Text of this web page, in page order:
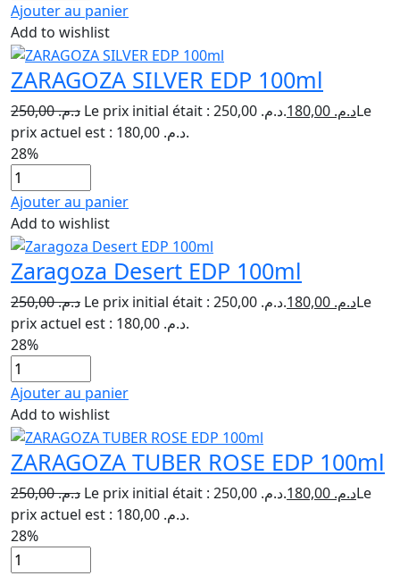
Ajouter au panier
Add to wishlist
ZARAGOZA SILVER EDP 100ml
د.م.250,00 Le prix initial était : د.م. 250,00. د.م.Le
prix actuel est : د.م. 180,00.
28%
Ajouter au panier
Add to wishlist
Zaragoza Desert EDP 100ml
د.م.250,00 Le prix initial était : د.م. 250,00. د.م.Le
prix actuel est : د.م. 180,00.
28%
Ajouter au panier
Add to wishlist
ZARAGOZA TUBER ROSE EDP 100ml
د.م.250,00 Le prix initial était : د.م. 250,00. د.م.Le
prix actuel est : د.م. 180,00.
28%